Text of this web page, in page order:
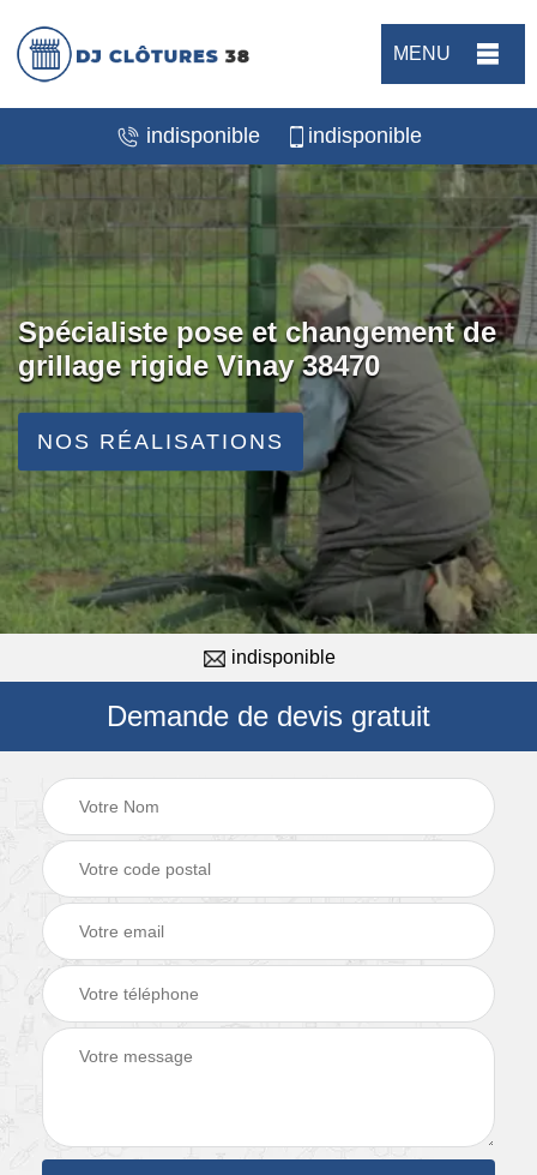
MENU
indisponible indisponible
Spécialiste pose et changement de
grillage rigide Vinay 38470
NOS RÉALISATIONS
indisponible
Demande de devis gratuit